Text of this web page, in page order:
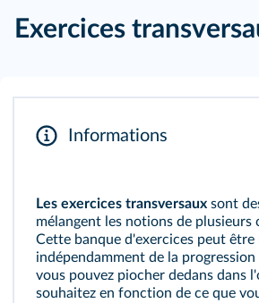
Exercices
Informations
Les exercices transversaux sont
mélangent les notions de plusieurs
Cette banque d'exercices peut être
indépendamment de la progression
vous pouvez piocher dedans dans
souhaitez en fonction de ce que